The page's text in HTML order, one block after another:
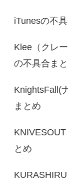
iTunesの不
Klee（クレ
の不具合ま
KnightsFall(
まとめ
とめ